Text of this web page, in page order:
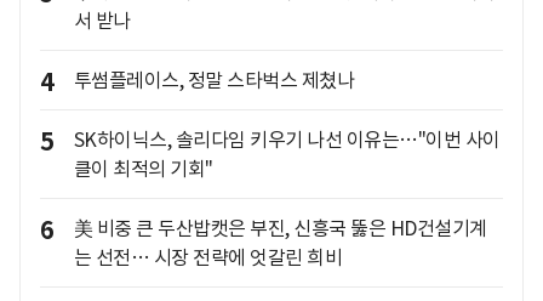
서 받나
4 투썸플레이스, 정말 스타벅스 제쳤나
5
SK하이닉스, 솔리다임 키우기 나선 이유는…"이번 사이
클이 최적의 기회"
6
美 비중 큰 두산밥캣은 부진, 신흥국 뚫은 HD건설기계
는 선전… 시장 전략에 엇갈린 희비